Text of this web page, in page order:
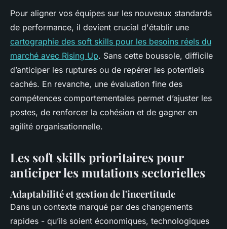
Pour aligner vos équipes sur les nouveaux standards
de performance, il devient crucial d'établir une
cartographie des soft skills pour les besoins réels du
marché avec Rising Up. Sans cette boussole, difficile
d’anticiper les ruptures ou de repérer les potentiels
cachés. En revanche, une évaluation fine des
compétences comportementales permet d’ajuster les
postes, de renforcer la cohésion et de gagner en
agilité organisationnelle.
Les soft skills prioritaires pour
anticiper les mutations sectorielles
Adaptabilité et gestion de l'incertitude
Dans un contexte marqué par des changements
rapides - qu’ils soient économiques, technologiques